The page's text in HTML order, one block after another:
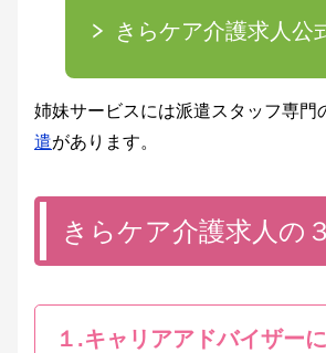
きらケア介護求人公
姉妹サービスには派遣スタッフ専門
遣があります。
きらケア介護求人の
１.キャリアアドバイザー